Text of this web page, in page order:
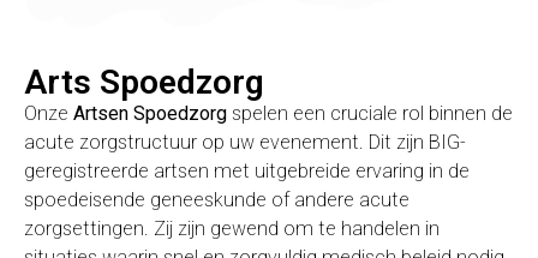
Arts Spoedzorg
Onze Artsen Spoedzorg spelen een cruciale rol binnen de
acute zorgstructuur op uw evenement. Dit zijn BIG-
geregistreerde artsen met uitgebreide ervaring in de
spoedeisende geneeskunde of andere acute
zorgsettingen. Zij zijn gewend om te handelen in